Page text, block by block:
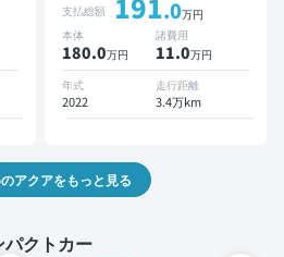
トキー ETC バックモニタ
ー 全方位カメラ 衝突軽減
支払総額 .0万円
本体
180.0万円
諸費用
11.0万円
年式
2022
走行距離
3.4万km
アクアをもっと見る
クトカー